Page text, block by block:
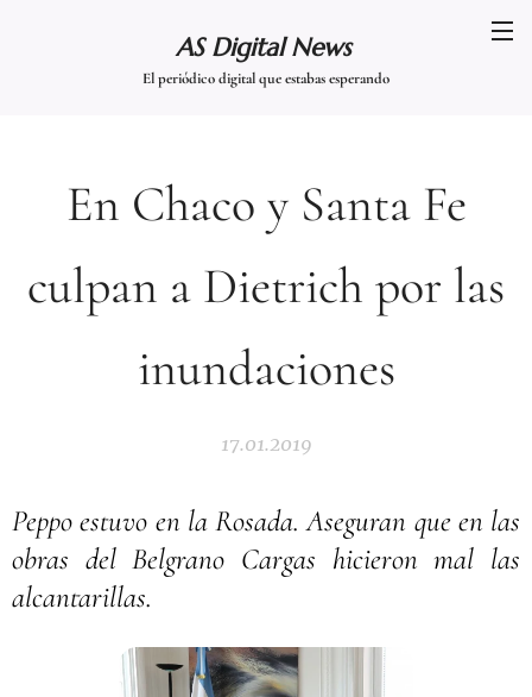
AS Digital News
El periódico digital que estabas esperando
En Chaco y Santa Fe
culpan a Dietrich por las
inundaciones
17.01.2019
Peppo estuvo en la Rosada. Aseguran que en las
obras del Belgrano Cargas hicieron mal las
alcantarillas.